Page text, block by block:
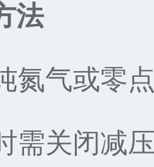
法‌
气或零点
关闭减压